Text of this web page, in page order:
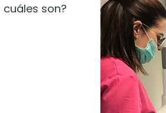
cuáles son?